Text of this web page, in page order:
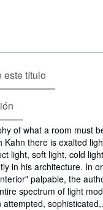
este título
of what a room must
Kahn there is exalted
light, soft light, cold
in his architecture. In
palpable, the
spectrum of light